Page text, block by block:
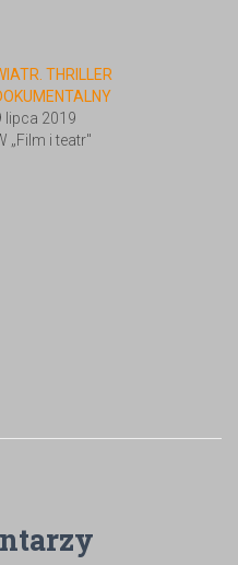
THRILLER
lipca 2019
„Film i teatr"